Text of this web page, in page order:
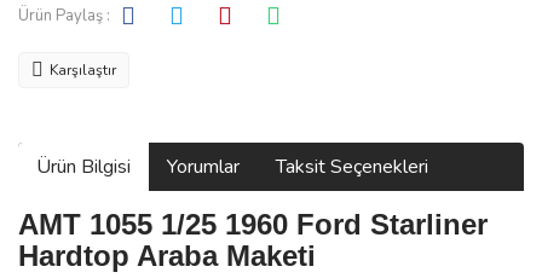
Ürün Paylaş :
Karşılaştır
Ürün Bilgisi Yorumlar Taksit Seçenekleri
AMT 1055 1/25 1960 Ford Starliner
Hardtop Araba Maketi